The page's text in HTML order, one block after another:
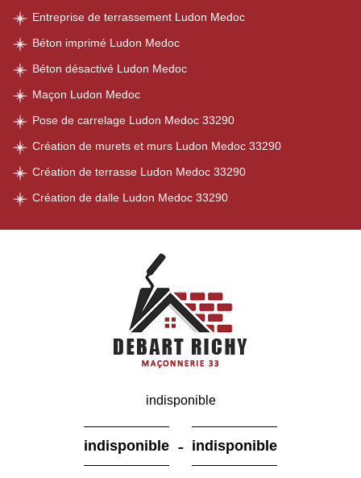
Entreprise de terrassement Ludon Medoc
Béton imprimé Ludon Medoc
Béton désactivé Ludon Medoc
Maçon Ludon Medoc
Pose de carrelage Ludon Medoc 33290
Création de murets et murs Ludon Medoc 33290
Création de terrasse Ludon Medoc 33290
Création de dalle Ludon Medoc 33290
indisponible
indisponible - indisponible